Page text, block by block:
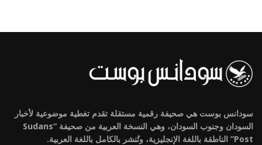
سودانس بوست هي صحيفة رقمية مستقلة تقدم تغطية موضوعية لأخبار
السودان وجنوب السودان، وهي النسخة العربية من صحيفة “Sudans
Post” الناطقة باللغة الإنجليزية، وتُنشر بالكامل باللغة العربية.